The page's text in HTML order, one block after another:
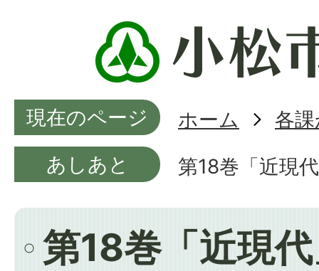
現在のページ ホーム
各
あしあと
第18巻「近現
第18巻「近現